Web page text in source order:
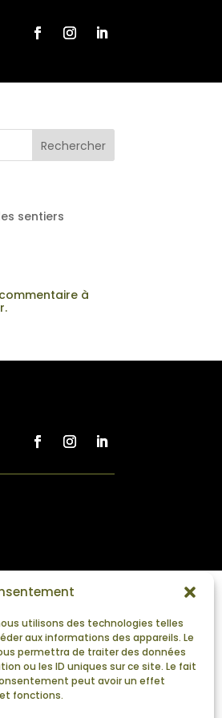
utilisons des technologies telles
aux informations des appareils. Le
permettra de traiter des données
ou les ID uniques sur ce site. Le fait
peut avoir un effet
fonctions.
Rechercher
sentiers
à